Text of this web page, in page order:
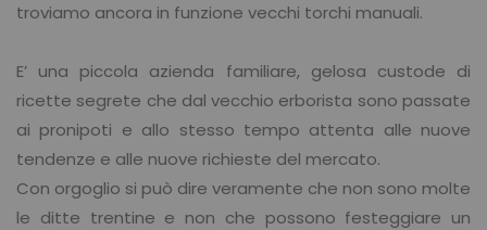
troviamo ancora in funzione vecchi torchi manuali.
E’ una piccola azienda familiare, gelosa custode di
ricette segrete che dal vecchio erborista sono passate
ai pronipoti e allo stesso tempo attenta alle nuove
tendenze e alle nuove richieste del mercato.
Con orgoglio si può dire veramente che non sono molte
le ditte trentine e non che possono festeggiare un